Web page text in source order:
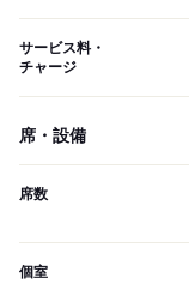
サービス料・
チャージ
席・設備
席数
個室